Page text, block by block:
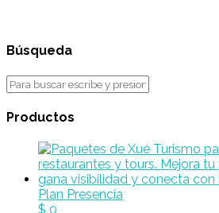
Búsqueda
Productos
Plan Presencia
$ 0